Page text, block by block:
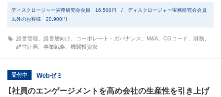
ディスクロージャー実務研究会会員 16,500円 / ディスクロージャー実務研究会会員
以外のお客様 20,900円
経営管理 経営層向け コーポレート・ガバナンス M&A CGコード 財務
経営計画
事業戦略 機関投資家
受付中 Webゼミ
【社員のエンゲージメントを高め会社の生産性を引き上げ